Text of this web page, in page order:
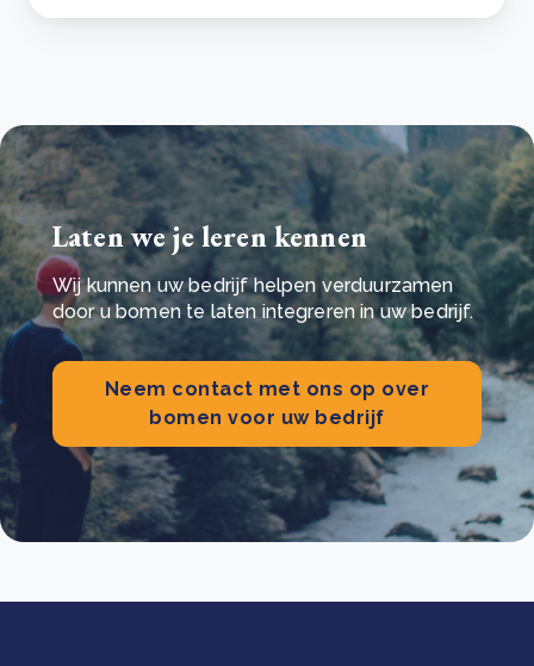
Laten we je leren kennen
Wij kunnen uw bedrijf helpen verduurzamen
door u bomen te laten integreren in uw bedrijf.
Neem contact met ons op over
bomen voor uw bedrijf